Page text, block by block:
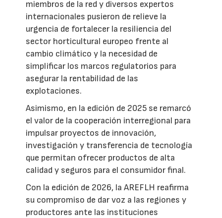
miembros de la red y diversos expertos
internacionales pusieron de relieve la
urgencia de fortalecer la resiliencia del
sector horticultural europeo frente al
cambio climático y la necesidad de
simplificar los marcos regulatorios para
asegurar la rentabilidad de las
explotaciones.
Asimismo, en la edición de 2025 se remarcó
el valor de la cooperación interregional para
impulsar proyectos de innovación,
investigación y transferencia de tecnología
que permitan ofrecer productos de alta
calidad y seguros para el consumidor final.
Con la edición de 2026, la AREFLH reafirma
su compromiso de dar voz a las regiones y
productores ante las instituciones